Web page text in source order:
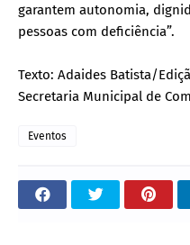
garantem autonomia,
pessoas com deficiência”.
Texto: Adaides Batista/
Secretaria Municipal de
Eventos